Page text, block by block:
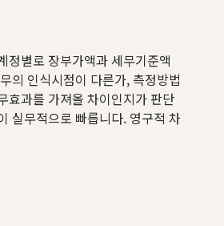
정별로 장부가액과 세무기준액
의 인식시점이 다른가, 측정방법
효과를 가져올 차이인지가 판단
실무적으로 빠릅니다. 영구적 차